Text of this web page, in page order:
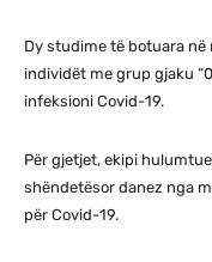
Dy studime të botuara
individët me grup gjaku
infeksioni Covid-19.
Për gjetjet, ekipi
shëndetësor danez nga
për Covid-19.